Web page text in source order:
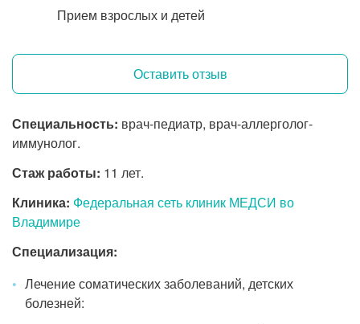
Прием взрослых и детей
Оставить отзыв
Специальность: врач-педиатр, врач-аллерголог-
иммунолог.
Стаж работы: 11 лет.
Клиника: Федеральная сеть клиник МЕДСИ во
Владимире
Специализация:
Лечение соматических заболеваний, детских
болезней: